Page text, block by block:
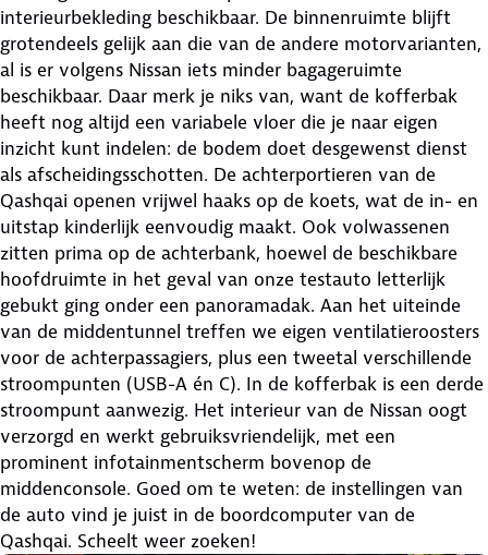
interieurbekleding beschikbaar. De binnenruimte blijft
grotendeels gelijk aan die van de andere motorvarianten,
al is er volgens Nissan iets minder bagageruimte
beschikbaar. Daar merk je niks van, want de kofferbak
heeft nog altijd een variabele vloer die je naar eigen
inzicht kunt indelen: de bodem doet desgewenst dienst
als afscheidingsschotten. De achterportieren van de
Qashqai openen vrijwel haaks op de koets, wat de in- en
uitstap kinderlijk eenvoudig maakt. Ook volwassenen
zitten prima op de achterbank, hoewel de beschikbare
hoofdruimte in het geval van onze testauto letterlijk
gebukt ging onder een panoramadak. Aan het uiteinde
van de middentunnel treffen we eigen ventilatieroosters
voor de achterpassagiers, plus een tweetal verschillende
stroompunten (USB-A én C). In de kofferbak is een derde
stroompunt aanwezig. Het interieur van de Nissan oogt
verzorgd en werkt gebruiksvriendelijk, met een
prominent infotainmentscherm bovenop de
middenconsole. Goed om te weten: de instellingen van
de auto vind je juist in de boordcomputer van de
Qashqai. Scheelt weer zoeken!